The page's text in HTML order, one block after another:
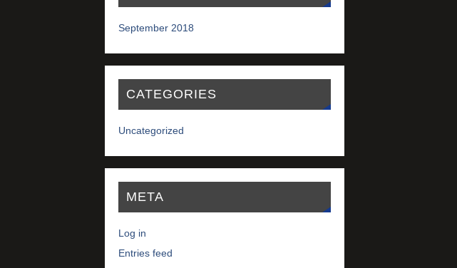
September 2018
CATEGORIES
Uncategorized
META
Log in
Entries feed